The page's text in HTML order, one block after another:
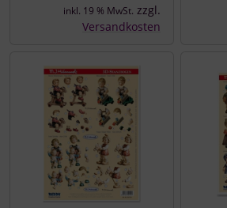
inkl. 19 % MwSt. zzgl.
Versandkosten